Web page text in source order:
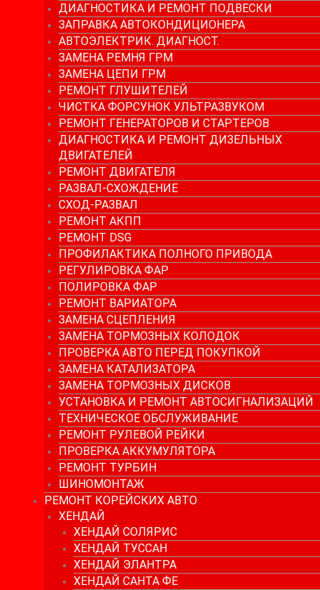
ДИАГНОСТИКА И РЕМОНТ ПОДВЕСКИ
ЗАПРАВКА АВТОКОНДИЦИОНЕРА
АВТОЭЛЕКТРИК. ДИАГНОСТ.
ЗАМЕНА РЕМНЯ ГРМ
ЗАМЕНА ЦЕПИ ГРМ
РЕМОНТ ГЛУШИТЕЛЕЙ
ЧИСТКА ФОРСУНОК УЛЬТРАЗВУКОМ
РЕМОНТ ГЕНЕРАТОРОВ И СТАРТЕРОВ
ДИАГНОСТИКА И РЕМОНТ ДИЗЕЛЬНЫХ
ДВИГАТЕЛЕЙ
РЕМОНТ ДВИГАТЕЛЯ
РАЗВАЛ-СХОЖДЕНИЕ
СХОД-РАЗВАЛ
РЕМОНТ АКПП
РЕМОНТ DSG
ПРОФИЛАКТИКА ПОЛНОГО ПРИВОДА
РЕГУЛИРОВКА ФАР
ПОЛИРОВКА ФАР
РЕМОНТ ВАРИАТОРА
ЗАМЕНА СЦЕПЛЕНИЯ
ЗАМЕНА ТОРМОЗНЫХ КОЛОДОК
ПРОВЕРКА АВТО ПЕРЕД ПОКУПКОЙ
ЗАМЕНА КАТАЛИЗАТОРА
ЗАМЕНА ТОРМОЗНЫХ ДИСКОВ
УСТАНОВКА И РЕМОНТ АВТОСИГНАЛИЗАЦИЙ
ТЕХНИЧЕСКОЕ ОБСЛУЖИВАНИЕ
РЕМОНТ РУЛЕВОЙ РЕЙКИ
ПРОВЕРКА АККУМУЛЯТОРА
РЕМОНТ ТУРБИН
ШИНОМОНТАЖ
РЕМОНТ КОРЕЙСКИХ АВТО
ХЕНДАЙ
ХЕНДАЙ СОЛЯРИС
ХЕНДАЙ ТУССАН
ХЕНДАЙ ЭЛАНТРА
ХЕНДАЙ САНТА ФЕ